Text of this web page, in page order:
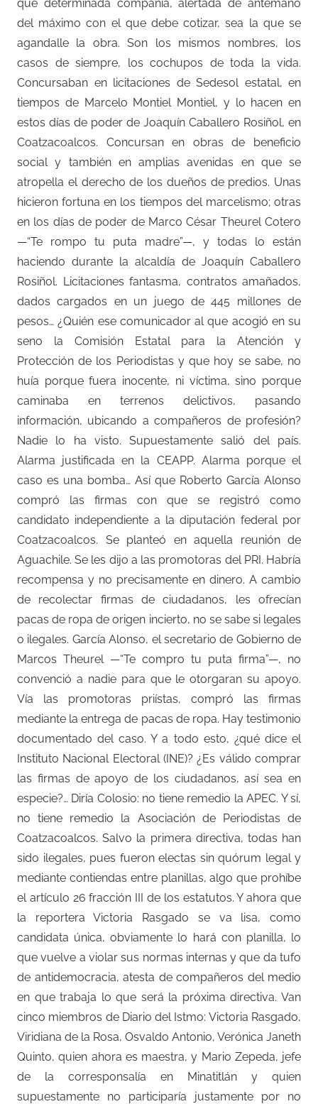
que determinada compañía, alertada de antemano
del máximo con el que debe cotizar, sea la que se
agandalle la obra. Son los mismos nombres, los
casos de siempre, los cochupos de toda la vida.
Concursaban en licitaciones de Sedesol estatal, en
tiempos de Marcelo Montiel Montiel, y lo hacen en
estos días de poder de Joaquín Caballero Rosiñol, en
Coatzacoalcos. Concursan en obras de beneficio
social y también en amplias avenidas en que se
atropella el derecho de los dueños de predios. Unas
hicieron fortuna en los tiempos del marcelismo; otras
en los días de poder de Marco César Theurel Cotero
—“Te rompo tu puta madre”—, y todas lo están
haciendo durante la alcaldía de Joaquín Caballero
Rosiñol. Licitaciones fantasma, contratos amañados,
dados cargados en un juego de 445 millones de
pesos… ¿Quién ese comunicador al que acogió en su
seno la Comisión Estatal para la Atención y
Protección de los Periodistas y que hoy se sabe, no
huía porque fuera inocente, ni víctima, sino porque
caminaba en terrenos delictivos, pasando
información, ubicando a compañeros de profesión?
Nadie lo ha visto. Supuestamente salió del país.
Alarma justificada en la CEAPP. Alarma porque el
caso es una bomba… Así que Roberto García Alonso
compró las firmas con que se registró como
candidato independiente a la diputación federal por
Coatzacoalcos. Se planteó en aquella reunión de
Aguachile. Se les dijo a las promotoras del PRI. Habría
recompensa y no precisamente en dinero. A cambio
de recolectar firmas de ciudadanos, les ofrecían
pacas de ropa de origen incierto, no se sabe si legales
o ilegales. García Alonso, el secretario de Gobierno de
Marcos Theurel —“Te compro tu puta firma”—, no
convenció a nadie para que le otorgaran su apoyo.
Vía las promotoras priístas, compró las firmas
mediante la entrega de pacas de ropa. Hay testimonio
documentado del caso. Y a todo esto, ¿qué dice el
Instituto Nacional Electoral (INE)? ¿Es válido comprar
las firmas de apoyo de los ciudadanos, así sea en
especie?… Diría Colosio: no tiene remedio la APEC. Y sí,
no tiene remedio la Asociación de Periodistas de
Coatzacoalcos. Salvo la primera directiva, todas han
sido ilegales, pues fueron electas sin quórum legal y
mediante contiendas entre planillas, algo que prohíbe
el artículo 26 fracción III de los estatutos. Y ahora que
la reportera Victoria Rasgado se va lisa, como
candidata única, obviamente lo hará con planilla, lo
que vuelve a violar sus normas internas y que da tufo
de antidemocracia, atesta de compañeros del medio
en que trabaja lo que será la próxima directiva. Van
cinco miembros de Diario del Istmo: Victoria Rasgado,
Viridiana de la Rosa, Osvaldo Antonio, Verónica Janeth
Quinto, quien ahora es maestra, y Mario Zepeda, jefe
de la corresponsalía en Minatitlán y quien
supuestamente no participaría justamente por no